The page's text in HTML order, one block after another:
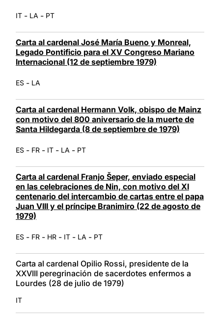
IT - LA - PT
Carta al cardenal José María Bueno y Monreal,
Legado Pontificio para el XV Congreso Mariano
Internacional (12 de septiembre 1979)
ES - LA
Carta al cardenal Hermann Volk, obispo de Mainz
con motivo del 800 aniversario de la muerte de
Santa Hildegarda (8 de septiembre de 1979)
ES - FR - IT - LA - PT
Carta al cardenal Franjo Šeper, enviado especial
en las celebraciones de Nin, con motivo del XI
centenario del intercambio de cartas entre el papa
Juan VIII y el príncipe Branimiro (22 de agosto de
1979)
ES - FR - HR - IT - LA - PT
Carta al cardenal Opilio Rossi, presidente de la
XXVIII peregrinación de sacerdotes enfermos a
Lourdes (28 de julio de 1979)
IT